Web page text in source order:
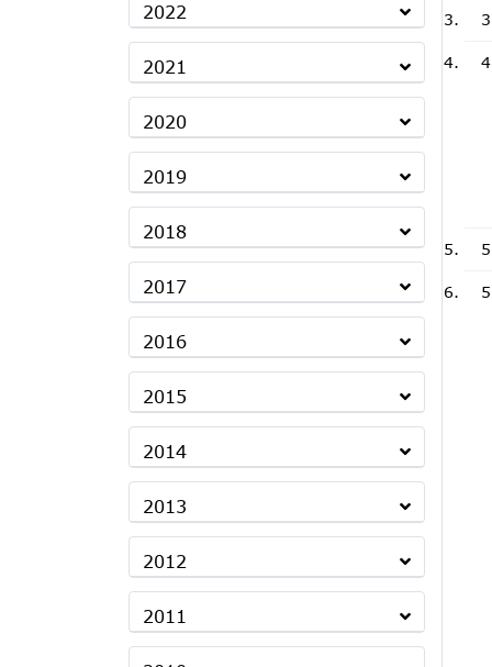
2022
2021
2020
2019
2018
2017
2016
2015
2014
2013
2012
2011
3
4
5